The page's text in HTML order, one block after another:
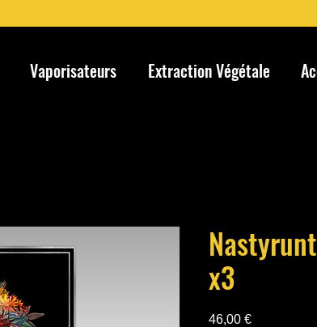
Vaporisateurs Extraction Végétale
x3
46,00 €Prix